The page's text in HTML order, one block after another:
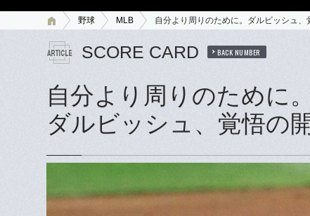
野球 MLB 自分より周りのために。ダルビッシュ、
SCORE CARD BACK NUMBER
自分より周りのために。
ダルビッシュ、覚悟の開